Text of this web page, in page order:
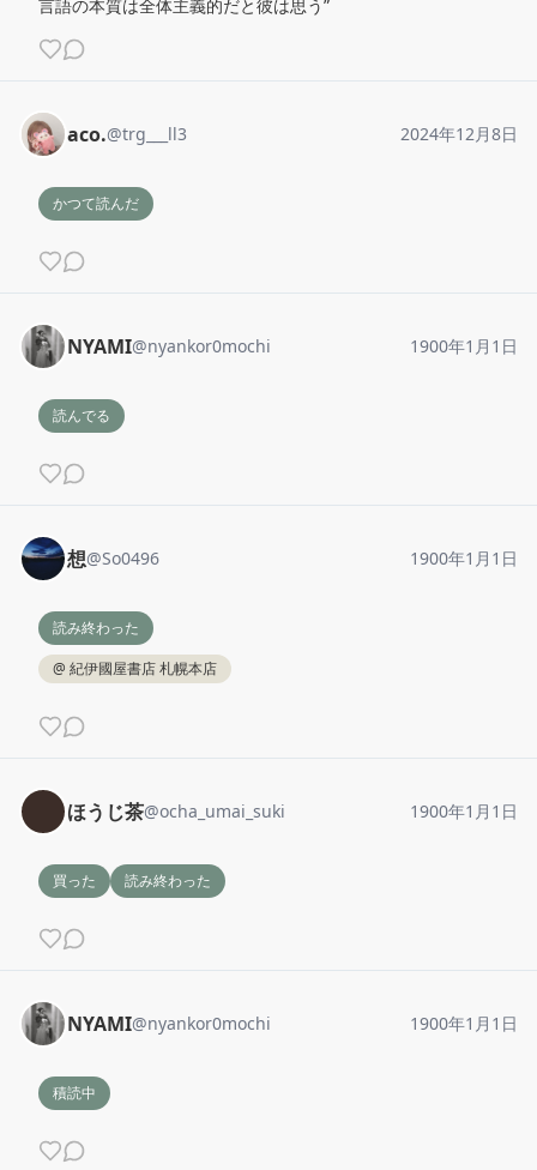
言語の本質は全体主義的だと彼は思う”
aco.@trg___ll3 2024年12月8日
かつて読んだ
NYAMI@nyankor0mochi 1900年1月1日
読んでる
想@So0496 1900年1月1日
読み終わった
@ 紀伊國屋書店 札幌本店
ほうじ茶@ocha_umai_suki 1900年1月1日
買った 読み終わった
NYAMI@nyankor0mochi 1900年1月1日
積読中